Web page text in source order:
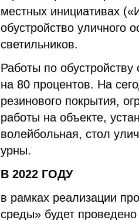
местных инициативах
обустройство уличного
светильников.
Работы по
на 80 процентов. На
резинового покрытия,
работы на объекте,
волейбольная, стол
урны.
В 2022 ГОДУ
в рамках реализации
среды» будет